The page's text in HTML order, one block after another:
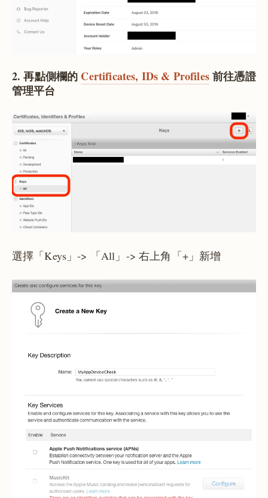
2. 再點側欄的 Certificates, IDs & Profiles前往憑證
管理平台
選擇「Keys」-> 「All」-> 右上角「+」新增